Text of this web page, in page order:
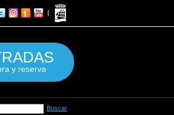
y reserva